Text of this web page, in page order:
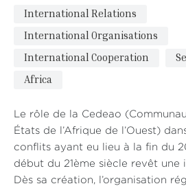
International Relations
International Organisations
International Cooperation
Africa
Le rôle de la Cedeao
États de l’Afrique de l’Ouest)
conflits ayant eu lieu à la fin du
début du 21ème siècle revêt une
Dès sa création, l’organisation